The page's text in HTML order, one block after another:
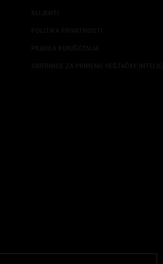
KLIJENTI
POLITIKA PRIVATNOSTI
PRAVILA KORIŠĆENJA
SMERNICE ZA PRIMENU VEŠTAČKE